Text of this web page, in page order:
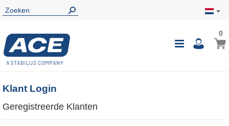
Toggle
00
Klant Login
Geregistreerde Klanten